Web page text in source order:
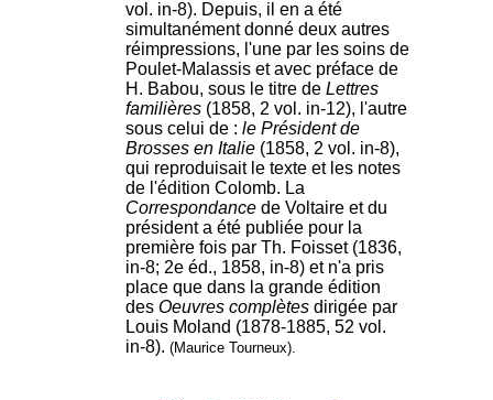
vol. in-8). Depuis, il en a été
simultanément donné deux autres
réimpressions, l'une par les soins de
Poulet-Malassis et avec préface de
H. Babou, sous le titre de Lettres
familières (1858, 2 vol. in-12), l'autre
sous celui de : le Président de
Brosses en Italie (1858, 2 vol. in-8),
qui reproduisait le texte et les notes
de l'édition Colomb. La
Correspondance de Voltaire et du
président a été publiée pour la
première fois par Th. Foisset (1836,
in-8; 2e éd., 1858, in-8) et n'a pris
place que dans la grande édition
des Oeuvres complètes dirigée par
Louis Moland (1878-1885, 52 vol.
in-8). (Maurice Tourneux).